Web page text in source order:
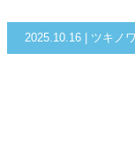
2025.10.16 | ツキノ